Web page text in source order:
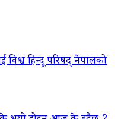
हिन्दू परिषद् नेपालको